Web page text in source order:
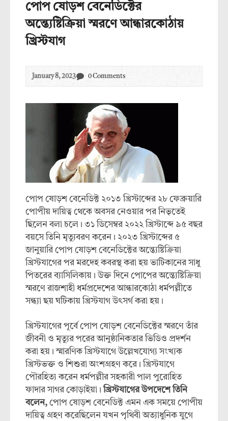
পোপ ষোড়শ বেনেডিক্টের
অন্ত্যেষ্টিক্রিয়া স্মরণে আন্ধারকোঠায়
খ্রিস্টযাগ
January 8, 2023 0 Comments
পোপ ষোড়শ বেনেডিক্ট ২০১৩ খ্রিস্টাব্দের ২৮ ফেব্রুয়ারি
পোপীয় দায়িত্ব থেকে অবসর নেওয়ার পর নিভৃতেই
ছিলেন বলা চলে। ৩১ ডিসেম্বর ২০২২ খ্রিস্টাব্দে ৯৫ বছর
বয়সে তিনি মৃত্যুবরণ করেন। ২০২৩ খ্রিস্টাব্দের ৫
জানুয়ারি পোপ ষোড়শ বেনেডিক্টের অন্ত্যেষ্টিক্রিয়া
খ্রিস্টযাগের পর মরদেহ কবরস্থ করা হয় ভাটিকানের সাধু
পিতরের ব্যাসিলিকায়। উক্ত দিনে পোপের অন্ত্যেষ্টিক্রিয়া
স্মরণে রাজশাহী ধর্মপ্রদেশের আন্ধারকোঠা ধর্মপল্লীতে
সন্ধ্যা ছয় ঘটিকায় খ্রিস্টযাগ উৎসর্গ করা হয়।
খ্রিস্টযাগের পূর্বে পোপ ষোড়শ বেনেডিক্টের স্মরণে তাঁর
জীবনী ও মৃত্যুর পরের আনুষ্ঠানিকতার ভিডিও প্রদর্শন
করা হয়। স্মারণিক খ্রিস্টযাগে উল্লেখযোগ্য সংখ্যক
খ্রিস্টভক্ত ও শিশুরা অংশগ্রহণ করে। খ্রিস্টযাগে
পৌরহিত্য করেন ধর্মপল্লীর সহকারী পাল পুরোহিত
ফাদার সাগর কোড়াইয়া।খ্রিস্টযাগের উপদেশে তিনি
বলেন, পোপ ষোড়শ বেনেডিক্ট এমন এক সময়ে পোপীয়
দায়িত্ব গ্রহণ করেছিলেন যখন পৃথিবী অত্যাধুনিক যুগে